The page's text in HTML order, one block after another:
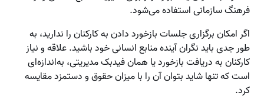
فرهنگ سازمانی استفاده می‌شود.
اگر امکان برگزاری جلسات بازخورد دادن به کارکنان را ندارید، به
طور جدی باید نگران آینده منابع انسانی خود باشید. علاقه و نیاز
کارکنان به دریافت بازخورد یا همان فیدبک مدیریتی، به‌اندازه‌ای
است که تنها شاید بتوان آن را با میزان حقوق و دستمزد مقایسه
کرد.